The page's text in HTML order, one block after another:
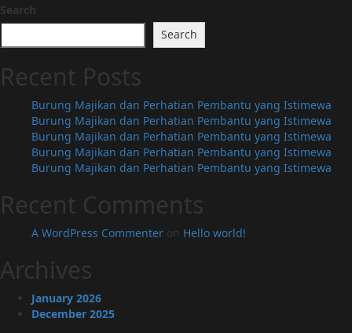
Search
Search
Recent Posts
Burung Majikan dan Perhatian Pembantu yang Istimewa
Burung Majikan dan Perhatian Pembantu yang Istimewa
Burung Majikan dan Perhatian Pembantu yang Istimewa
Burung Majikan dan Perhatian Pembantu yang Istimewa
Burung Majikan dan Perhatian Pembantu yang Istimewa
Recent Comments
A WordPress Commenter on Hello world!
Archives
January 2026
December 2025